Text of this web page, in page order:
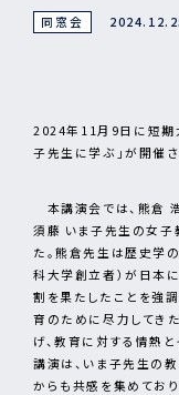
同窓会
2024年11月9日に短期
子先生に学ぶ」が開催さ
本講演会では、熊倉
須藤 いま子先生の女子
た。熊倉先生は歴史学
科大学創立者）が日本
割を果たしたことを強
育のために尽力してき
げ、教育に対する情熱
講演は、いま子先生の
からも共感を集めており